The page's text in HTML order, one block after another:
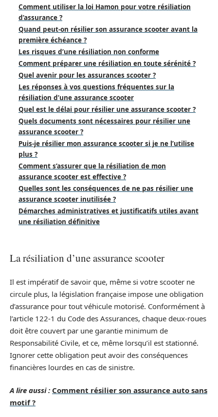
Comment utiliser la loi Hamon pour votre résiliation
d’assurance ?
Quand peut-on résilier son assurance scooter avant la
première échéance ?
Les risques d’une résiliation non conforme
Comment préparer une résiliation en toute sérénité ?
Quel avenir pour les assurances scooter ?
Les réponses à vos questions fréquentes sur la
résiliation d’une assurance scooter
Quel est le délai pour résilier une assurance scooter ?
Quels documents sont nécessaires pour résilier une
assurance scooter ?
Puis-je résilier mon assurance scooter si je ne l’utilise
plus ?
Comment s’assurer que la résiliation de mon
assurance scooter est effective ?
Quelles sont les conséquences de ne pas résilier une
assurance scooter inutilisée ?
Démarches administratives et justificatifs utiles avant
une résiliation définitive
La résiliation d’une assurance scooter
Il est impératif de savoir que, même si votre scooter ne
circule plus, la législation française impose une obligation
d’assurance pour tout véhicule motorisé. Conformément à
l’article 122-1 du Code des Assurances, chaque deux-roues
doit être couvert par une garantie minimum de
Responsabilité Civile, et ce, même lorsqu’il est stationné.
Ignorer cette obligation peut avoir des conséquences
financières lourdes en cas de sinistre.
A lire aussi : Comment résilier son assurance auto sans
motif ?